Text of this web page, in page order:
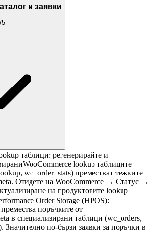
и заявки
/5
таблици: регенерирайте и
WooCommerce lookup таблиците
wc_order_stats) преместват тежките
Отидете на WooCommerce → Статус →
на продуктовите lookup
Order Storage (HPOS):
поръчките от
в специализирани таблици (wc_orders,
Значително по-бързи заявки за поръчки в